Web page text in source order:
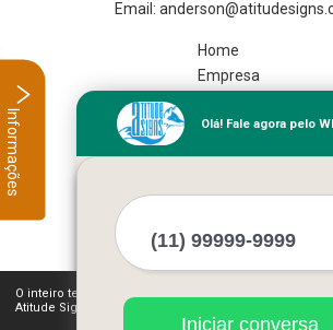
Home
Empresa
Serviços
Mais Serviços
O inteiro teor deste site está sujeito à proteção de
Atitude Signs (Lei 9610 de 19/02/1998)
Olá! Fale agora pelo
Iniciar conversa
Informações